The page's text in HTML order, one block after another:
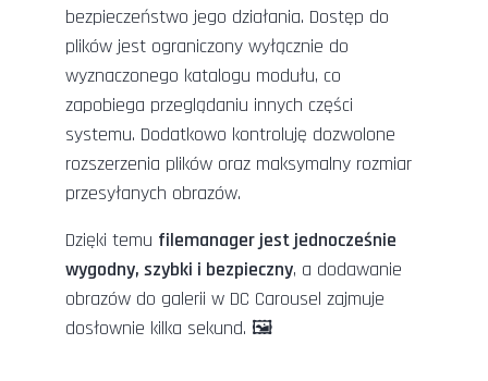
bezpieczeństwo jego działania. Dostęp do
plików jest ograniczony wyłącznie do
wyznaczonego katalogu modułu, co
zapobiega przeglądaniu innych części
systemu. Dodatkowo kontroluję dozwolone
rozszerzenia plików oraz maksymalny rozmiar
przesyłanych obrazów.
Dzięki temu filemanager jest jednocześnie
wygodny, szybki i bezpieczny, a dodawanie
obrazów do galerii w DC Carousel zajmuje
dosłownie kilka sekund. 🖼️